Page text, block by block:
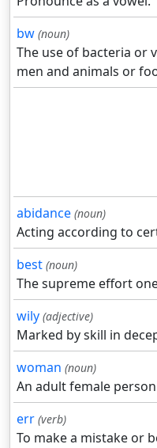
bw (noun)
The use of bacteria or
men and animals or
abidance (noun)
Acting according to
best (noun)
The supreme effort
wily (adjective)
Marked by skill in
woman (noun)
An adult female
err (verb)
To make a mistake or